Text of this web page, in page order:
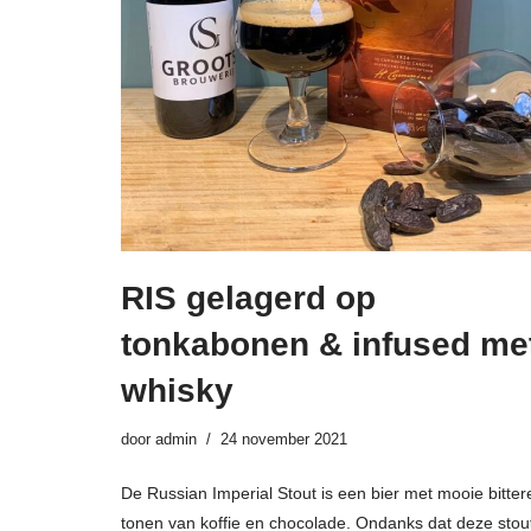
RIS gelagerd op
tonkabonen & infused
whisky
door admin 24 november 2021
De Russian Imperial Stout is een bier met mooie
tonen van koffie en chocolade. Ondanks dat deze